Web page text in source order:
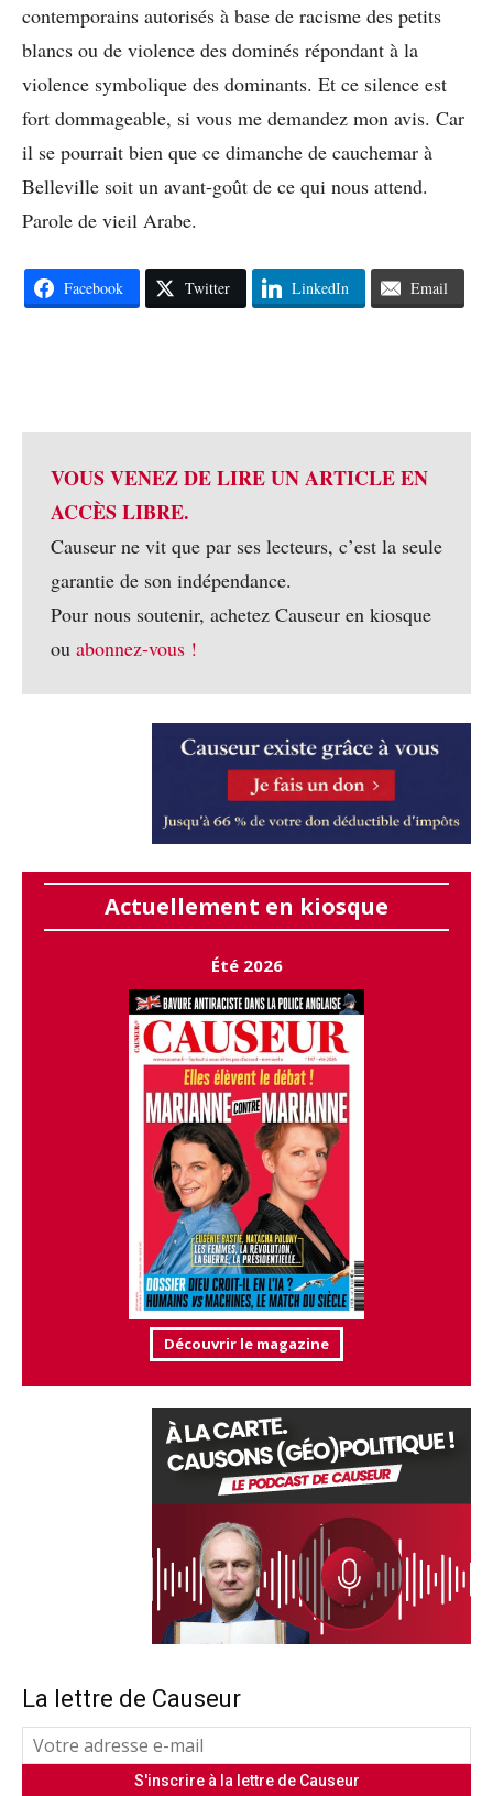
contemporains autorisés à base de racisme des petits
blancs ou de violence des dominés répondant à la
violence symbolique des dominants. Et ce silence est
fort dommageable, si vous me demandez mon avis. Car
il se pourrait bien que ce dimanche de cauchemar à
Belleville soit un avant-goût de ce qui nous attend.
Parole de vieil Arabe.
Facebook Twitter LinkedIn Email
VOUS VENEZ DE LIRE UN ARTICLE EN
ACCÈS LIBRE.
Causeur ne vit que par ses lecteurs, c’est la seule
garantie de son indépendance.
Pour nous soutenir, achetez Causeur en kiosque
ou abonnez-vous !
Actuellement en kiosque
Été 2026
Découvrir le magazine
La lettre de Causeur